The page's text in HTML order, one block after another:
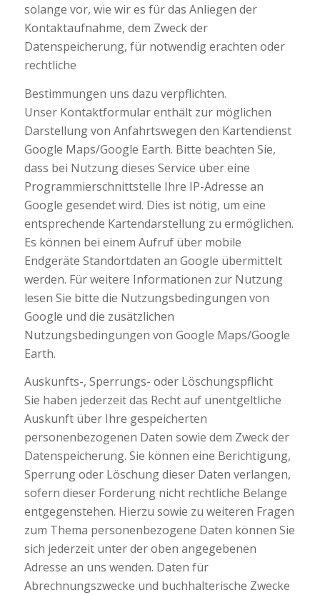
solange vor, wie wir es für das Anliegen der
Kontaktaufnahme, dem Zweck der
Datenspeicherung, für notwendig erachten oder
rechtliche
Bestimmungen uns dazu verpflichten.
Unser Kontaktformular enthält zur möglichen
Darstellung von Anfahrtswegen den Kartendienst
Google Maps/Google Earth. Bitte beachten Sie,
dass bei Nutzung dieses Service über eine
Programmierschnittstelle Ihre IP-Adresse an
Google gesendet wird. Dies ist nötig, um eine
entsprechende Kartendarstellung zu ermöglichen.
Es können bei einem Aufruf über mobile
Endgeräte Standortdaten an Google übermittelt
werden. Für weitere Informationen zur Nutzung
lesen Sie bitte die Nutzungsbedingungen von
Google und die zusätzlichen
Nutzungsbedingungen von Google Maps/Google
Earth.
Auskunfts-, Sperrungs- oder Löschungspflicht
Sie haben jederzeit das Recht auf unentgeltliche
Auskunft über Ihre gespeicherten
personenbezogenen Daten sowie dem Zweck der
Datenspeicherung. Sie können eine Berichtigung,
Sperrung oder Löschung dieser Daten verlangen,
sofern dieser Forderung nicht rechtliche Belange
entgegenstehen. Hierzu sowie zu weiteren Fragen
zum Thema personenbezogene Daten können Sie
sich jederzeit unter der oben angegebenen
Adresse an uns wenden. Daten für
Abrechnungszwecke und buchhalterische Zwecke